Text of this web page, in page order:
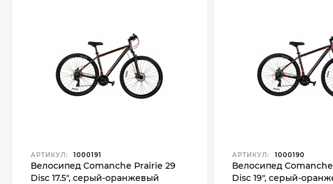
АРТИКУЛ: 1000191
Велосипед Comanche Prairie 29
Disc 17.5", серый-оранжевый
АРТИКУЛ: 1000190
Велосипед
Disc 19", серый-